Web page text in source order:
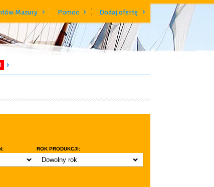
Mazury Pomoc Dodaj ofertę
ROK PRODUKCJI:
Dowolny rok